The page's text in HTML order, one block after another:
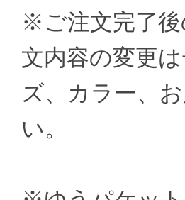
※ご注文完了後
文内容の変更
ズ、カラー、
い。